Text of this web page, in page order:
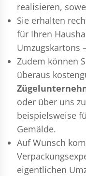
realisieren,
Sie erhalten
für Ihren
Umzugskartons
Zudem können
überaus
oder über uns
beispielsweise
Gemälde.
Auf Wunsch
eigentlichen